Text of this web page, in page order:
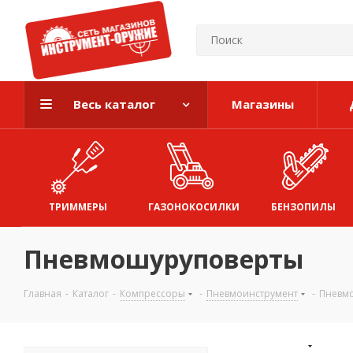
Весь каталог Магазины
ТРИММЕРЫ ГАЗОНОКОСИЛКИ БЕНЗОПИЛЫ
Пневмошуруповерты
Главная - Каталог - Компрессоры - Пневмоинструмент -